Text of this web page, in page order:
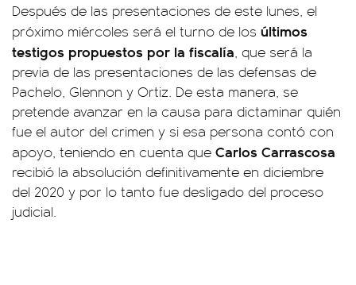
Después de las presentaciones de este lunes, el
próximo miércoles será el turno de los últimos
testigos propuestos por la fiscalía, que será la
previa de las presentaciones de las defensas de
Pachelo, Glennon y Ortiz. De esta manera, se
pretende avanzar en la causa para dictaminar quién
fue el autor del crimen y si esa persona contó con
apoyo, teniendo en cuenta que Carlos Carrascosa
recibió la absolución definitivamente en diciembre
del 2020 y por lo tanto fue desligado del proceso
judicial.